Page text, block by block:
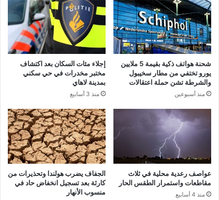
شحنة هواتف ذكية بقيمة 5 ملايين
يورو تختفي من مطار سخيبول
والشرطة تشن حملة اعتقالات
منذ أسبوعين
إجلاء مئات السكان بعد اكتشاف
مختبر مخدرات في حي سكني
بمدينة لاهاي
منذ 3 أسابيع
عواصف رعدية محلية في ثلاث
مقاطعات واستمرار الطقس الحار
منذ 4 أسابيع
الجفاف يضرب هولندا وتحذيرات من
كارثة بعد تسجيل انخفاض حاد في
منسوب الأنهار